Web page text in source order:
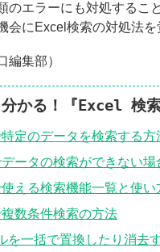
のエラーにも対処するこ
会にExcel検索の対処法を
編集部）
かる！『Excel 検索
定のデータを検索する方
ータの検索ができない場
える検索機能一覧と使い
数条件検索の方法
を一括で置換したり消去